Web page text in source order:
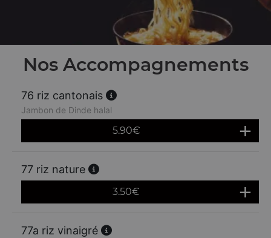
Nos Accompagnements
76 riz cantonais
Jambon de Dinde halal
5.90€
77 riz nature
3.50€
77a riz vinaigré